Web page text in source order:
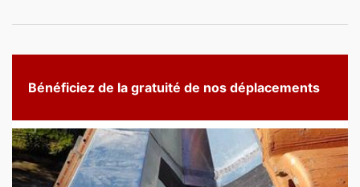
Bénéficiez de la gratuité de nos déplacements